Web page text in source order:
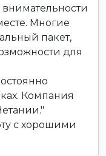
Многие
пакет,
для
Компания
с хорошими